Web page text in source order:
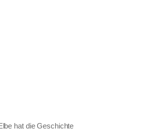
hat die Geschichte